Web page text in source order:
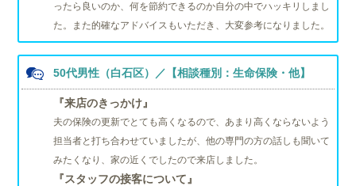
ったら良いのか、何を節約できるのか自分の中でハッキリしまし
た。また的確なアドバイスもいただき、大変参考になりました。
50代男性（白石区）／【相談種別：生命保険・他】
『来店のきっかけ』
夫の保険の更新でとても高くなるので、あまり高くならないよう
担当者と打ち合わせていましたが、他の専門の方の話しも聞いて
みたくなり、家の近くでしたので来店しました。
『スタッフの接客について』